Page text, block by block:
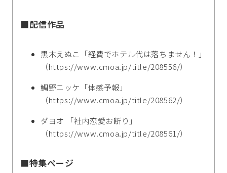
■配信作品
黒木えぬこ「経費でホテル代は落ちません！」
（https://www.cmoa.jp/title/208556/）
鯛野ニッケ「体感予報」
（https://www.cmoa.jp/title/208562/）
ダヨオ 「社内恋愛お断り」
（https://www.cmoa.jp/title/208561/）
■特集ページ